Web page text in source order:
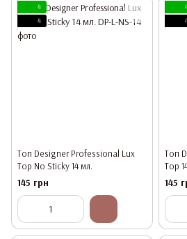
4
4
Топ Designer Professional Lux
Top No Sticky 14 мл.
145 грн
Топ
Top
145